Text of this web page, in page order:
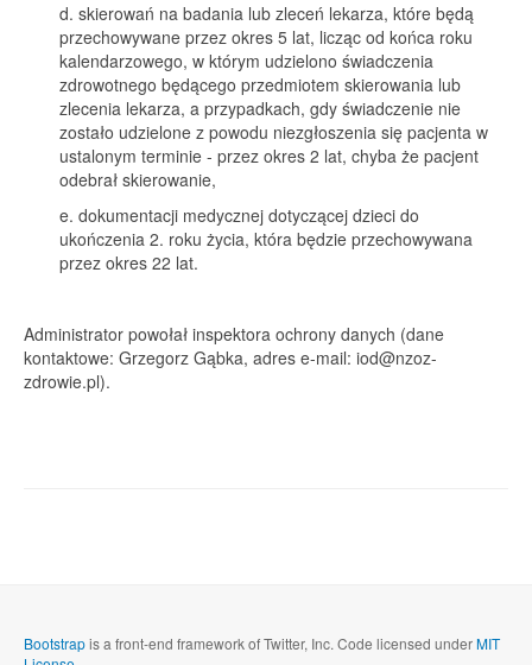
d. skierowań na badania lub zleceń lekarza, które będą
przechowywane przez okres 5 lat, licząc od końca roku
kalendarzowego, w którym udzielono świadczenia
zdrowotnego będącego przedmiotem skierowania lub
zlecenia lekarza, a przypadkach, gdy świadczenie nie
zostało udzielone z powodu niezgłoszenia się pacjenta w
ustalonym terminie - przez okres 2 lat, chyba że pacjent
odebrał skierowanie,
e. dokumentacji medycznej dotyczącej dzieci do
ukończenia 2. roku życia, która będzie przechowywana
przez okres 22 lat.
Administrator powołał inspektora ochrony danych (dane
kontaktowe: Grzegorz Gąbka, adres e-mail: iod@nzoz-
zdrowie.pl).
Bootstrapis a front-end framework of Twitter, Inc. Code licensed underMIT